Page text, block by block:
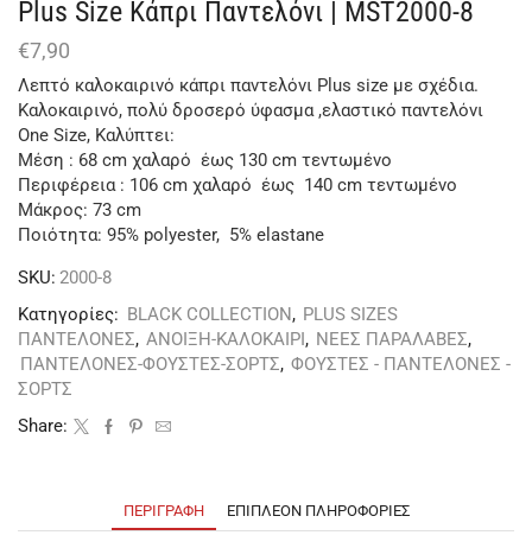
Plus Size Κάπρι Παντελόνι | MST2000-8
€7,90
Λεπτό καλοκαιρινό κάπρι παντελόνι Plus size με σχέδια.
Καλοκαιρινό, πολύ δροσερό ύφασμα ,ελαστικό παντελόνι
One Size, Καλύπτει:
Μέση : 68 cm χαλαρό έως 130 cm τεντωμένο
Περιφέρεια : 106 cm χαλαρό έως 140 cm τεντωμένο
Μάκρος: 73 cm
Ποιότητα: 95% polyester, 5% elastane
SKU: 2000-8
Κατηγορίες: BLACK COLLECTION , PLUS SIZES
ΠΑΝΤΕΛΟΝΕΣ, ΑΝΟΙΞΗ-ΚΑΛΟΚΑΙΡΙ , ΝΕΕΣ ΠΑΡΑΛΑΒΕΣ,
ΠΑΝΤΕΛΟΝΕΣ-ΦΟΥΣΤΕΣ-ΣΟΡΤΣ, ΦΟΥΣΤΕΣ - ΠΑΝΤΕΛΟΝΕΣ -
ΣΟΡΤΣ
Share:
ΠΕΡΙΓΡΑΦΉ ΕΠΙΠΛΈΟΝ ΠΛΗΡΟΦΟΡΊΕΣ